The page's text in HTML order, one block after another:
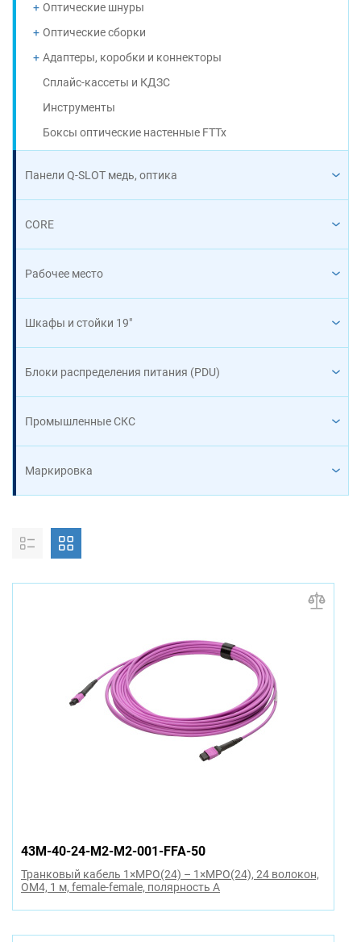
Оптические шнуры
Оптические сборки
Адаптеры, коробки и коннекторы
Сплайс-кассеты и КДЗС
Инструменты
Боксы оптические настенные FTTx
Панели Q-SLOT медь, оптика
CORE
Рабочее место
Шкафы и стойки 19"
Блоки распределения питания (PDU)
Промышленные СКС
Маркировка
43M-40-24-M2-M2-001-FFA-50
Транковый кабель 1×MPO(24) – 1×MPO(24), 24 волокон,
OM4, 1 м, female-female, полярность A